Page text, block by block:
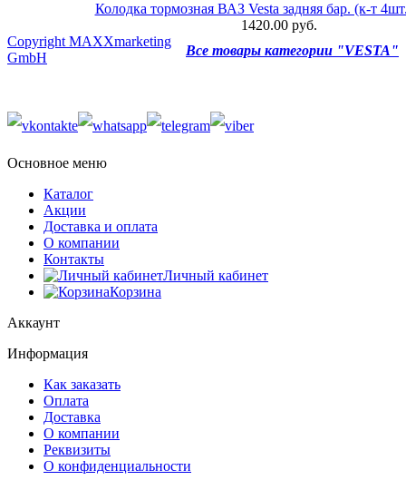
Колодка тормозная ВАЗ Vesta задняя бар. (к-т
1420.00 руб.
Все товары категории "VESTA"
Copyright MAXXmarketing
GmbH
Основное меню
Каталог
Акции
Доставка и оплата
О компании
Контакты
Личный кабинет
Корзина
Аккаунт
Информация
Как заказать
Оплата
Доставка
О компании
Реквизиты
О конфиденциальности